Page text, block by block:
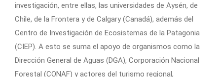
investigación, entre ellas, las universidades de Aysén, de
Chile, de la Frontera y de Calgary (Canadá), además del
Centro de Investigación de Ecosistemas de la Patagonia
(CIEP). A esto se suma el apoyo de organismos como la
Dirección General de Aguas (DGA), Corporación Nacional
Forestal (CONAF) y actores del turismo regional,